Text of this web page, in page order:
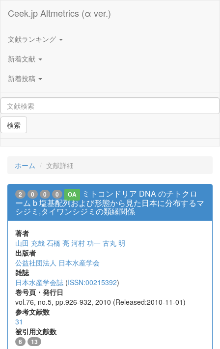
Ceek.jp Altmetrics (α ver.)
文献ランキング
新着文献
新着投稿
検索
ホーム 文献詳細
2 0 0 0 OA
ミトコンドリア DNA のチトクロ
ーム b 塩基配列および形態から見た日本に分布するマ
シジミ,タイワンシジミの類縁関係
著者
山田 充哉 石橋 亮 河村 功一 古丸 明
出版者
公益社団法人 日本水産学会
雑誌
日本水産学会誌 (ISSN:00215392)
巻号頁・発行日
vol.76, no.5, pp.926-932, 2010 (Released:2010-11-01)
参考文献数
31
被引用文献数
6 13